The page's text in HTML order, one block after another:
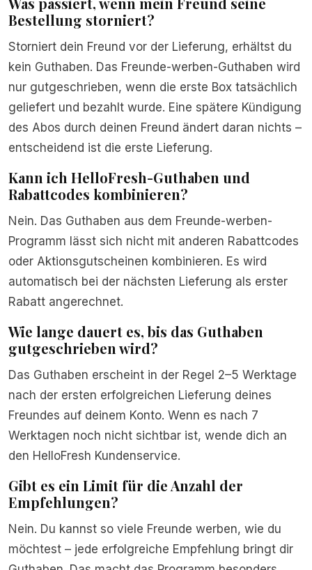
Bestellung storniert?
Storniert dein Freund vor der Lieferung, erhältst du
kein Guthaben. Das Freunde-werben-Guthaben wird
nur gutgeschrieben, wenn die erste Box tatsächlich
geliefert und bezahlt wurde. Eine spätere Kündigung
des Abos durch deinen Freund ändert daran nichts –
entscheidend ist die erste Lieferung.
Kann ich HelloFresh-Guthaben und
Rabattcodes kombinieren?
Nein. Das Guthaben aus dem Freunde-werben-
Programm lässt sich nicht mit anderen Rabattcodes
oder Aktionsgutscheinen kombinieren. Es wird
automatisch bei der nächsten Lieferung als erster
Rabatt angerechnet.
Wie lange dauert es, bis das Guthaben
gutgeschrieben wird?
Das Guthaben erscheint in der Regel 2–5 Werktage
nach der ersten erfolgreichen Lieferung deines
Freundes auf deinem Konto. Wenn es nach 7
Werktagen noch nicht sichtbar ist, wende dich an
den HelloFresh Kundenservice.
Gibt es ein Limit für die Anzahl der
Empfehlungen?
Nein. Du kannst so viele Freunde werben, wie du
möchtest – jede erfolgreiche Empfehlung bringt dir